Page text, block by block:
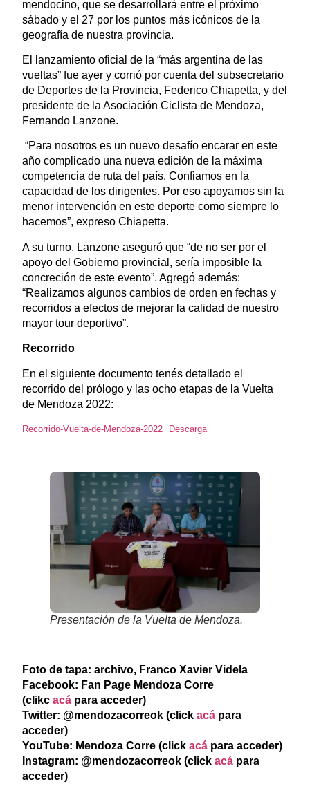
mendocino, que se desarrollará entre el próximo
sábado y el 27 por los puntos más icónicos de la
geografía de nuestra provincia.
El lanzamiento oficial de la “más argentina de las
vueltas” fue ayer y corrió por cuenta del subsecretario
de Deportes de la Provincia, Federico Chiapetta, y del
presidente de la Asociación Ciclista de Mendoza,
Fernando Lanzone.
“Para nosotros es un nuevo desafío encarar en este
año complicado una nueva edición de la máxima
competencia de ruta del país. Confiamos en la
capacidad de los dirigentes. Por eso apoyamos sin la
menor intervención en este deporte como siempre lo
hacemos”, expreso Chiapetta.
A su turno, Lanzone aseguró que “de no ser por el
apoyo del Gobierno provincial, sería imposible la
concreción de este evento”. Agregó además:
“Realizamos algunos cambios de orden en fechas y
recorridos a efectos de mejorar la calidad de nuestro
mayor tour deportivo”.
Recorrido
En el siguiente documento tenés detallado el
recorrido del prólogo y las ocho etapas de la Vuelta
de Mendoza 2022:
Recorrido-Vuelta-de-Mendoza-2022 Descarga
Presentación de la Vuelta de Mendoza.
Foto de tapa: archivo, Franco Xavier Videla
Facebook: Fan Page Mendoza Corre
(clikc acápara acceder)
Twitter: @mendozacorreok (click acápara
acceder)
YouTube: Mendoza Corre (click acápara acceder)
Instagram: @mendozacorreok (click acápara
acceder)